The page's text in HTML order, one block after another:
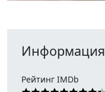
Информация
Рейтинг IMDb